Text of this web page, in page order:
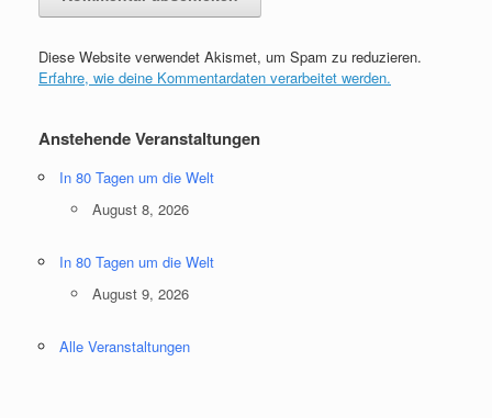
Diese Website verwendet Akismet, um Spam zu reduzieren.
Erfahre, wie deine Kommentardaten verarbeitet werden.
Anstehende Veranstaltungen
In 80 Tagen um die Welt
August 8, 2026
In 80 Tagen um die Welt
August 9, 2026
Alle Veranstaltungen